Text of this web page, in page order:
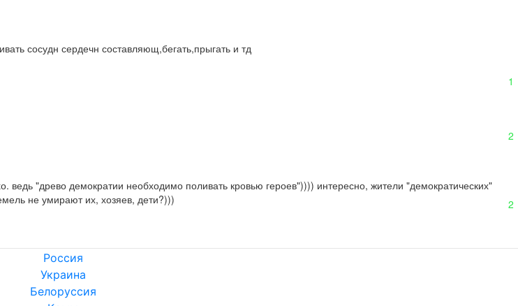
сосудн сердечн составляющ,бегать,прыгать и тд
1
2
"древо демократии необходимо поливать кровью героев")))) интересно, жители "демократических"
не умирают их, хозяев, дети?)))
2
Россия
Украина
Белоруссия